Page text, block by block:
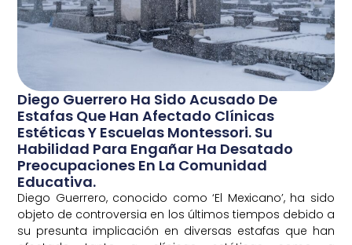
Diego Guerrero Ha Sido Acusado De
Estafas Que Han Afectado Clínicas
Estéticas Y Escuelas Montessori. Su
Habilidad Para Engañar Ha Desatado
Preocupaciones En La Comunidad
Educativa.
Diego Guerrero, conocido como ‘El Mexicano’, ha sido
objeto de controversia en los últimos tiempos debido a
su presunta implicación en diversas estafas que han